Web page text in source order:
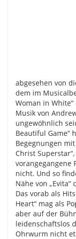
abgesehen von
dem im
Woman in
Musik von
ungewöhnlich
Beautiful Game“
Begegnungen mit
Christ
vorangegangene
nicht. Und so
Nähe von
Das vorab als
Heart“ mag als
aber auf der
leidenschaftslos
Ohrwurm nicht